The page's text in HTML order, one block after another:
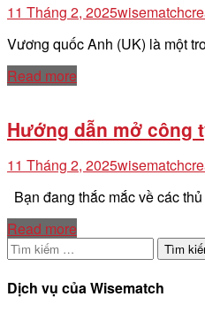
11 Tháng 2, 2025
Vương quốc Anh (UK) là một
Read more
Hướng dẫn mở công
11 Tháng 2, 2025
Bạn đang thắc mắc về các
Read more
Tìm
kiếm
cho:
Dịch vụ của Wisematch